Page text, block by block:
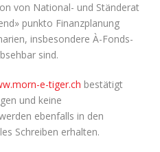
von National- und Ständerat
punkto Finanzplanung
insbesondere À-Fonds-
sind.
e-tiger.ch bestätigt
und keine
ebenfalls in den
Schreiben erhalten.